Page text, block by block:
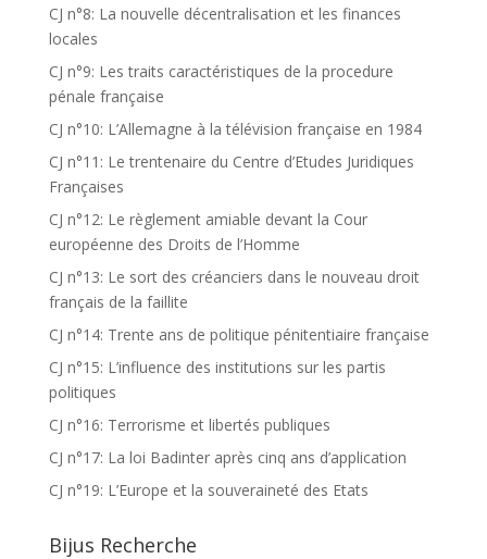
CJ n°8: La nouvelle décentralisation et les finances
locales
CJ n°9: Les traits caractéristiques de la procedure
pénale française
CJ n°10: L’Allemagne à la télévision française en 1984
CJ n°11: Le trentenaire du Centre d’Etudes Juridiques
Françaises
CJ n°12: Le règlement amiable devant la Cour
européenne des Droits de l’Homme
CJ n°13: Le sort des créanciers dans le nouveau droit
français de la faillite
CJ n°14: Trente ans de politique pénitentiaire française
CJ n°15: L’influence des institutions sur les partis
politiques
CJ n°16: Terrorisme et libertés publiques
CJ n°17: La loi Badinter après cinq ans d’application
CJ n°19: L’Europe et la souveraineté des Etats
Bijus Recherche